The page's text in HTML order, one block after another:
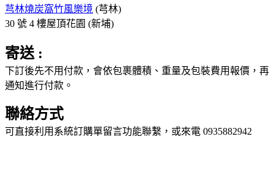
芎林燒炭窩竹風樂境 (芎林)
30 號 4 樓屋頂花園 (新埔)
寄送 :
下訂後先不用付款，會依包裹體積、重量及包裝費用報價，再
通知進行付款。
聯絡方式
可直接利用系統訂購單留言功能聯繫，或來電 0935882942